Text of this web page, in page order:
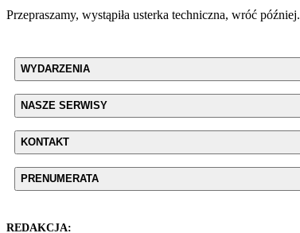
Przepraszamy, wystąpiła usterka techniczna, wróć później.
WYDARZENIA
NASZE SERWISY
KONTAKT
PRENUMERATA
REDAKCJA: